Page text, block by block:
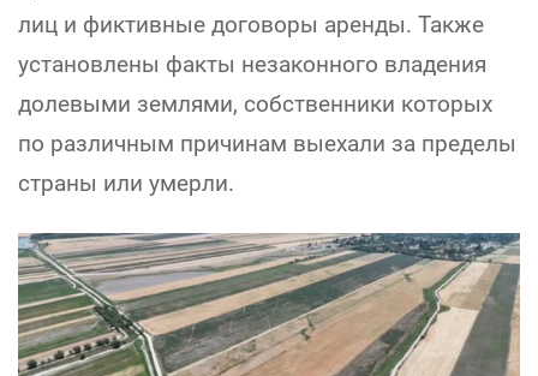
лиц и фиктивные договоры аренды. Также
установлены факты незаконного владения
долевыми землями, собственники которых
по различным причинам выехали за пределы
страны или умерли.